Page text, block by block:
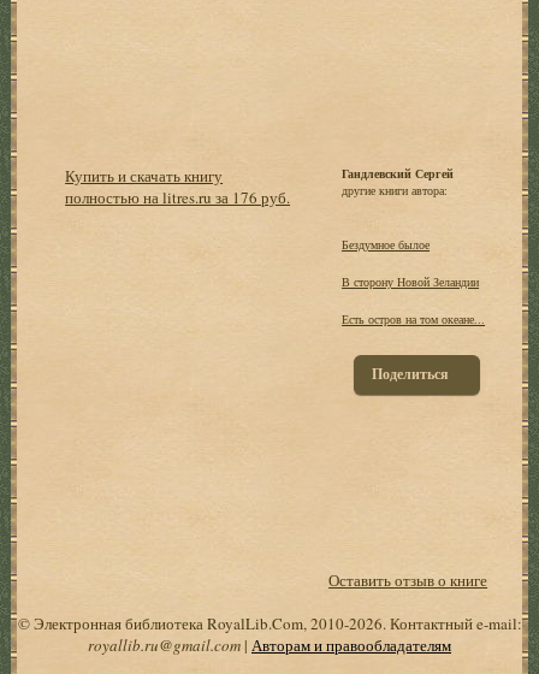
Купить и скачать книгу
полностью на litres.ru за 176 руб.
Гандлевский Сергей
другие книги автора:
Бездумное былое
В сторону Новой Зеландии
Есть остров на том океане...
Поделиться
Оставить отзыв о книге
© Электронная библиотека RoyalLib.Com, 2010-2026. Контактный e-mail:
royallib.ru@gmail.com| Авторам и правообладателям